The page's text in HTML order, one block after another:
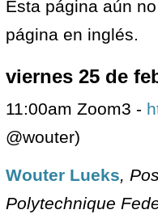
Esta página aún
página en inglés.
viernes 25 de
11:00am Zoom3 -
@wouter)
Wouter Lueks,
Polytechnique